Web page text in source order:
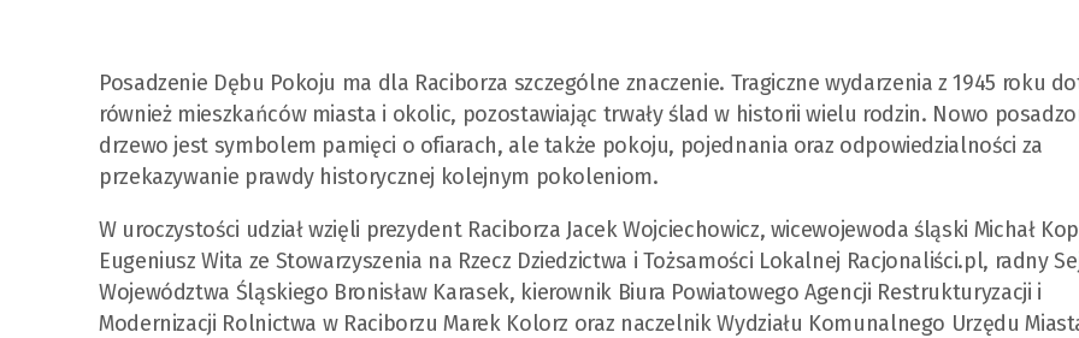
Posadzenie Dębu Pokoju ma dla Raciborza szczególne znaczenie. Tragiczne wydarzenia z 1945 roku
również mieszkańców miasta i okolic, pozostawiając trwały ślad w historii wielu rodzin. Nowo
drzewo jest symbolem pamięci o ofiarach, ale także pokoju, pojednania oraz odpowiedzialności za
przekazywanie prawdy historycznej kolejnym pokoleniom.
W uroczystości udział wzięli prezydent Raciborza Jacek Wojciechowicz, wicewojewoda śląski Michał
Eugeniusz Wita ze Stowarzyszenia na Rzecz Dziedzictwa i Tożsamości Lokalnej Racjonaliści.pl, radny
Województwa Śląskiego Bronisław Karasek, kierownik Biura Powiatowego Agencji Restrukturyzacji i
Modernizacji Rolnictwa w Raciborzu Marek Kolorz oraz naczelnik Wydziału Komunalnego Urzędu